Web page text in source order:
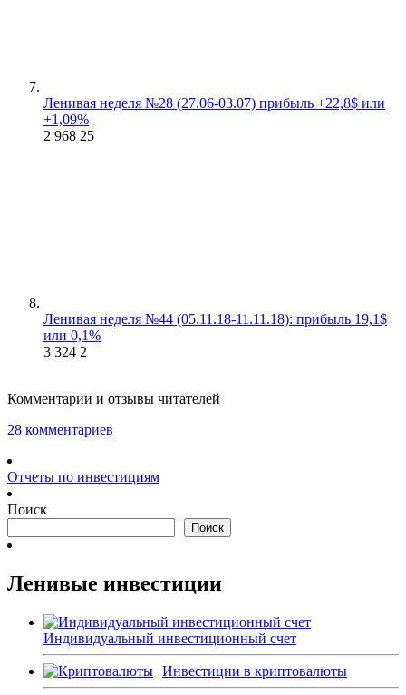
Ленивая неделя №28 (27.06-03.07) прибыль +22,8$ или
+1,09%
2 968 25
Ленивая неделя №44 (05.11.18-11.11.18): прибыль 19,1$
или 0,1%
3 324 2
Комментарии и отзывы читателей
28 комментариев
Отчеты по инвестициям
Поиск
Поиск
Ленивые инвестиции
Индивидуальный инвестиционный счет
Инвестиции в криптовалюты